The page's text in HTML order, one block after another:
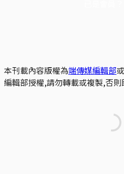
本刊載內容版權為端傳媒編輯部
編輯部授權,請勿轉載或複製,否則